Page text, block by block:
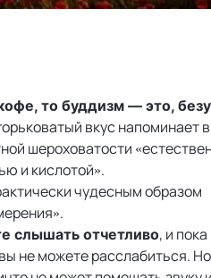
то буддизм — это,
вкус напоминает
шероховатости
и кислотой».
чудесным образом
слышать отчетливо, и
не можете расслабиться.